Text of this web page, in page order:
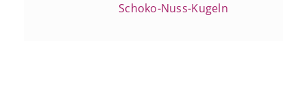
Schoko-Nuss-Kugeln